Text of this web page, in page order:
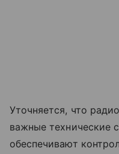
Уточняется, что
важные технические
обеспечивают